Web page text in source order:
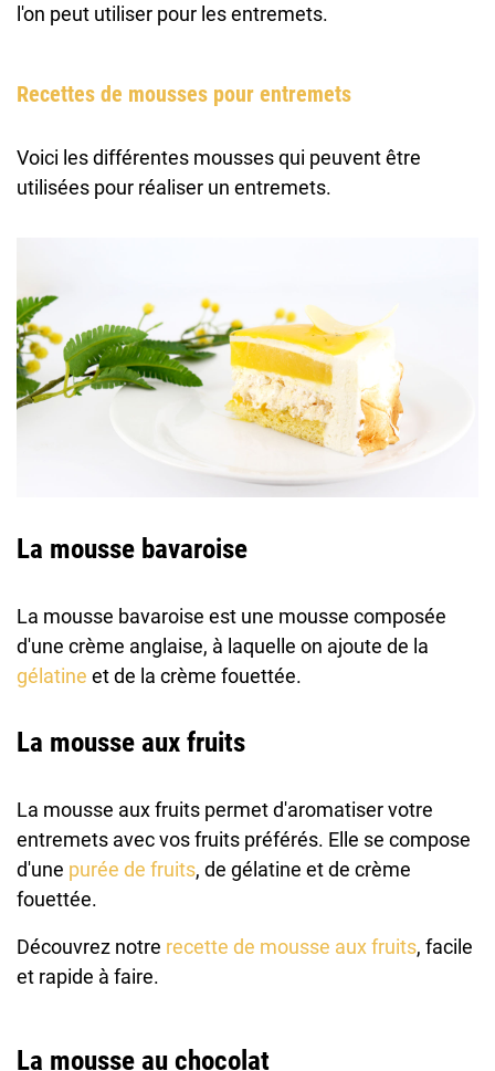
l'on peut utiliser pour les entremets.
Recettes de mousses pour entremets
Voici les différentes mousses qui peuvent être
utilisées pour réaliser un entremets.
La mousse bavaroise
La mousse bavaroise est une mousse composée
d'une crème anglaise, à laquelle on ajoute de la
gélatine et de la crème fouettée.
La mousse aux fruits
La mousse aux fruits permet d'aromatiser votre
entremets avec vos fruits préférés. Elle se compose
d'une purée de fruits, de gélatine et de crème
fouettée.
Découvrez notre recette de mousse aux fruits, facile
et rapide à faire.
La mousse au chocolat